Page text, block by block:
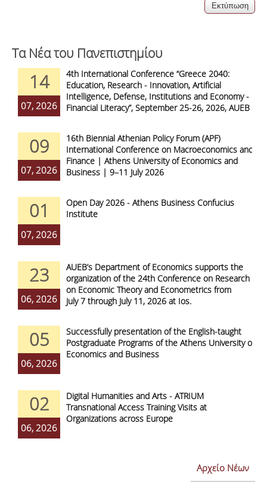
Τα Νέα του Πανεπιστημίου
14
07, 2026
4th International Conference “Greece 2040:
Education, Research - Innovation, Artificial
Intelligence, Defense, Institutions and Economy -
Financial Literacy”, September 25-26, 2026, AUEB
09
07, 2026
16th Biennial Athenian Policy Forum (APF)
International Conference on Macroeconomics and
Finance | Athens University of Economics and
Business | 9–11 July 2026
01
07, 2026
Open Day 2026 - Athens Business Confucius
Institute
23
06, 2026
AUEB’s Department of Economics supports the
organization of the 24th Conference on Research
on Economic Theory and Econometrics from
July 7 through July 11, 2026 at Ios.
05
06, 2026
Successfully presentation of the English-taught
Postgraduate Programs of the Athens University of
Economics and Business
02
06, 2026
Digital Humanities and Arts - ATRIUM
Transnational Access Training Visits at
Organizations across Europe
Αρχείο Νέων